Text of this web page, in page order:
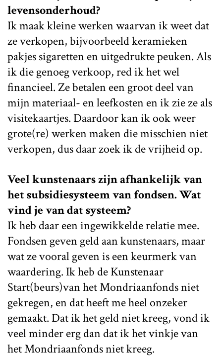
levensonderhoud?
Ik maak kleine werken waarvan ik weet dat
ze verkopen, bijvoorbeeld keramieken
pakjes sigaretten en uitgedrukte peuken. Als
ik die genoeg verkoop, red ik het wel
financieel. Ze betalen een groot deel van
mijn materiaal- en leefkosten en ik zie ze als
visitekaartjes. Daardoor kan ik ook weer
grote(re) werken maken die misschien niet
verkopen, dus daar zoek ik de vrijheid op.
Veel kunstenaars zijn afhankelijk van
het subsidiesysteem van fondsen. Wat
vind je van dat systeem?
Ik heb daar een ingewikkelde relatie mee.
Fondsen geven geld aan kunstenaars, maar
wat ze vooral geven is een keurmerk van
waardering. Ik heb de Kunstenaar
Start(beurs)van het Mondriaanfonds niet
gekregen, en dat heeft me heel onzeker
gemaakt. Dat ik het geld niet kreeg, vond ik
veel minder erg dan dat ik het vinkje van
het Mondriaanfonds niet kreeg.